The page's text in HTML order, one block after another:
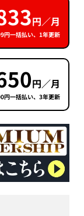
円／月
円一括払い、1年更新
円／月
円一括払い、3年更新